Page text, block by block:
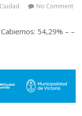
Ciudad No Comment
54,29% – –